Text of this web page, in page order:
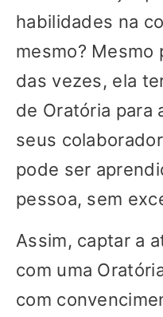
habilidades na
mesmo? Mesmo
das vezes, ela
de Oratória para
seus
pode ser
pessoa, sem
Assim, captar a
com uma
com